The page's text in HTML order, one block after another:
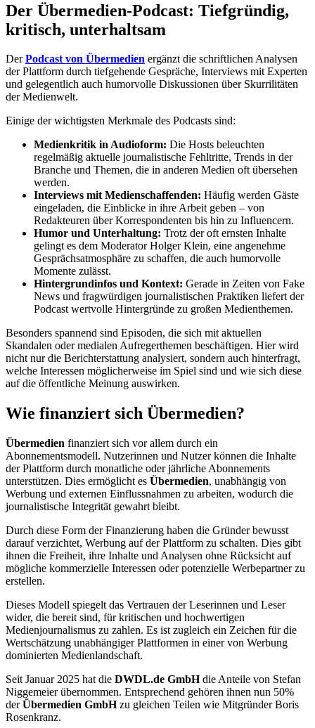
Der Übermedien-Podcast: Tiefgründig,
kritisch, unterhaltsam
DerPodcast von Übermedien ergänzt die schriftlichen Analysen
der Plattform durch tiefgehende Gespräche, Interviews mit Experten
und gelegentlich auch humorvolle Diskussionen über Skurrilitäten
der Medienwelt.
Einige der wichtigsten Merkmale des Podcasts sind:
Medienkritik in Audioform: Die Hosts beleuchten
regelmäßig aktuelle journalistische Fehltritte, Trends in der
Branche und Themen, die in anderen Medien oft übersehen
werden.
Interviews mit Medienschaffenden: Häufig werden Gäste
eingeladen, die Einblicke in ihre Arbeit geben – von
Redakteuren über Korrespondenten bis hin zu Influencern.
Humor und Unterhaltung: Trotz der oft ernsten Inhalte
gelingt es dem Moderator Holger Klein, eine angenehme
Gesprächsatmosphäre zu schaffen, die auch humorvolle
Momente zulässt.
Hintergrundinfos und Kontext: Gerade in Zeiten von Fake
News und fragwürdigen journalistischen Praktiken liefert der
Podcast wertvolle Hintergründe zu großen Medienthemen.
Besonders spannend sind Episoden, die sich mit aktuellen
Skandalen oder medialen Aufregerthemen beschäftigen. Hier wird
nicht nur die Berichterstattung analysiert, sondern auch hinterfragt,
welche Interessen möglicherweise im Spiel sind und wie sich diese
auf die öffentliche Meinung auswirken.
Wie finanziert sich Übermedien?
Übermedien finanziert sich vor allem durch ein
Abonnementsmodell. Nutzerinnen und Nutzer können die Inhalte
der Plattform durch monatliche oder jährliche Abonnements
unterstützen. Dies ermöglicht es Übermedien, unabhängig von
Werbung und externen Einflussnahmen zu arbeiten, wodurch die
journalistische Integrität gewahrt bleibt.
Durch diese Form der Finanzierung haben die Gründer bewusst
darauf verzichtet, Werbung auf der Plattform zu schalten. Dies gibt
ihnen die Freiheit, ihre Inhalte und Analysen ohne Rücksicht auf
mögliche kommerzielle Interessen oder potenzielle Werbepartner zu
erstellen.
Dieses Modell spiegelt das Vertrauen der Leserinnen und Leser
wider, die bereit sind, für kritischen und hochwertigen
Medienjournalismus zu zahlen. Es ist zugleich ein Zeichen für die
Wertschätzung unabhängiger Plattformen in einer von Werbung
dominierten Medienlandschaft.
Seit Januar 2025 hat die DWDL.de GmbHdie Anteile von Stefan
Niggemeier übernommen. Entsprechend gehören ihnen nun 50%
derÜbermedien GmbHzu gleichen Teilen wie Mitgründer Boris
Rosenkranz.